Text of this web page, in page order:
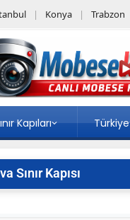
Konya Trabzon
Kapıları Türkiye
Sınır Kapısı